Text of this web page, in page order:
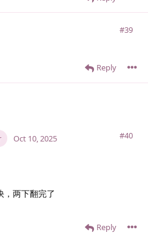
#39
Reply
#40
Oct 10, 2025
，两下翻完了
Reply